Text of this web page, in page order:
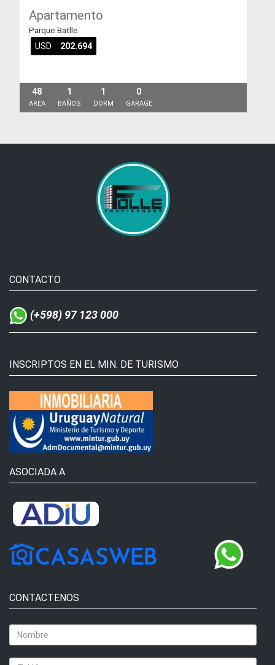
Apartamento
Parque Batlle
USD 202.694
48
AREA
1
BAÑOS
1
DORM
0
GARAGE
CONTACTO
(+598) 97 123 000
INSCRIPTOS EN EL MIN. DE TURISMO
ASOCIADA A
CONTACTENOS